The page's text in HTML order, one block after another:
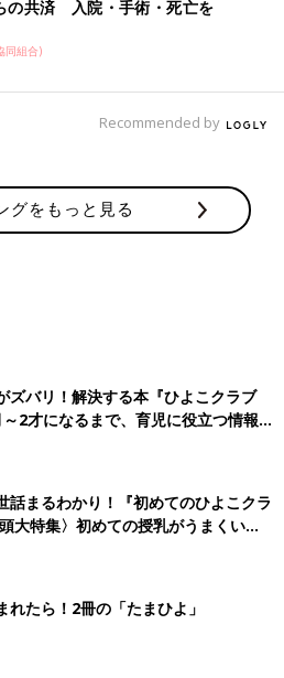
の共済 入院・手術・死亡を
同組合)
Recommended by
グをもっと見る
ズバリ！解決する本『ひよこクラブ
2才になるまで、育児に役立つ情報が
話まるわかり！『初めてのひよこクラ
大特集〉初めての授乳がうまくい
ミルクの基本と夏のトラブル 解決テ
れたら！2冊の「たまひよ」